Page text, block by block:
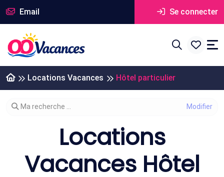
Email Se connecter
Locations Vacances Hôtel particulier
Modifier votre recherche
Ma recherche ...
Locations
Vacances Hôtel